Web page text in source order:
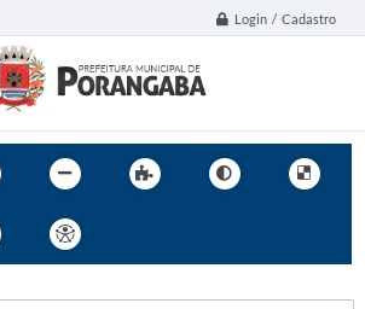
Login / Cadastro